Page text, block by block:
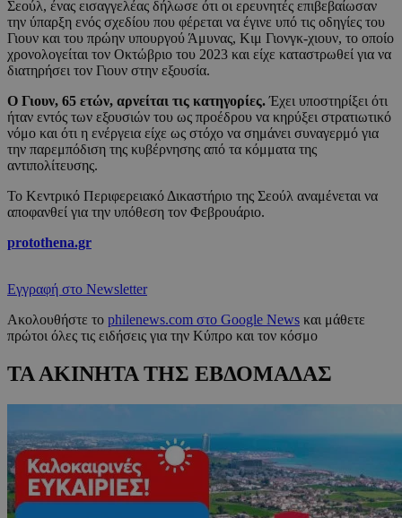
Σεούλ, ένας εισαγγελέας δήλωσε ότι οι ερευνητές επιβεβαίωσαν
την ύπαρξη ενός σχεδίου που φέρεται να έγινε υπό τις οδηγίες του
Γιουν και του πρώην υπουργού Άμυνας, Κιμ Γιονγκ-χιουν, το οποίο
χρονολογείται τον Οκτώβριο του 2023 και είχε καταστρωθεί για να
διατηρήσει τον Γιουν στην εξουσία.
Ο Γιουν, 65 ετών, αρνείται τις κατηγορίες.Έχει υποστηρίξει ότι
ήταν εντός των εξουσιών του ως προέδρου να κηρύξει στρατιωτικό
νόμο και ότι η ενέργεια είχε ως στόχο να σημάνει συναγερμό για
την παρεμπόδιση της κυβέρνησης από τα κόμματα της
αντιπολίτευσης.
Το Κεντρικό Περιφερειακό Δικαστήριο της Σεούλ αναμένεται να
αποφανθεί για την υπόθεση τον Φεβρουάριο.
protothena.gr
Εγγραφή στο Newsletter
Ακολουθήστε το philenews.com στο Google News και μάθετε
πρώτοι όλες τις ειδήσεις για την Κύπρο και τον κόσμο
ΤΑ ΑΚΙΝΗΤΑ ΤΗΣ ΕΒΔΟΜΑΔΑΣ